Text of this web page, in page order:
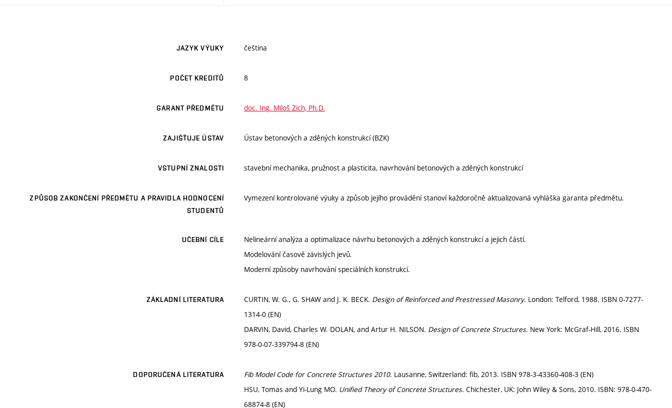
JAZYK VÝUKY čeština
POČET KREDITŮ 8
GARANT PŘEDMĚTU doc. Ing. Miloš Zich, Ph.D.
ZAJIŠŤUJE ÚSTAV Ústav betonových a zděných konstrukcí (BZK)
VSTUPNÍ ZNALOSTI stavební mechanika, pružnost a plasticita, navrhování betonových a zděných konstrukcí
ZPŮSOB ZAKONČENÍ PŘEDMĚTU A PRAVIDLA HODNOCENÍ
STUDENTŮ
Vymezení kontrolované výuky a způsob jejího provádění stanoví každoročně aktualizovaná vyhláška garanta předmětu.
UČEBNÍ CÍLE
Nelineární analýza a optimalizace návrhu betonových a zděných konstrukcí a jejich částí.
Modelování časově závislých jevů.
Moderní způsoby navrhování speciálních konstrukcí.
ZÁKLADNÍ LITERATURA CURTIN, W. G., G. SHAW and J. K. BECK. Design of Reinforced and Prestressed Masonry. London: Telford, 1988. ISBN 0-7277-
1314-0 (EN)
DARVIN, David, Charles W. DOLAN, and Artur H. NILSON. Design of Concrete Structures. New York: McGraf-Hill, 2016. ISBN
978-0-07-339794-8 (EN)
DOPORUČENÁ LITERATURA Fib Model Code for Concrete Structures 2010. Lausanne, Switzerland: fib, 2013. ISBN 978-3-43360-408-3 (EN)
HSU, Tomas and Yi-Lung MO. Unified Theory of Concrete Structures. Chichester, UK: John Wiley & Sons, 2010. ISBN: 978-0-470-
68874-8 (EN)